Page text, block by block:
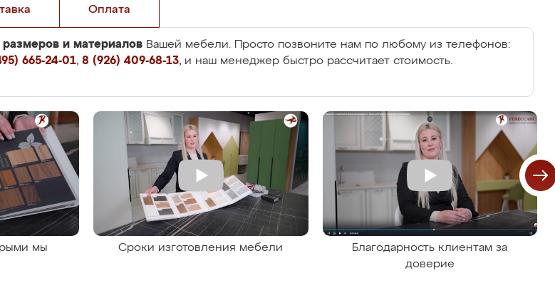
Оплата
размеров и материалов Вашей мебели. Просто позвоните нам по любому из телефонов:
665-24-01, 8 (926) 409-68-13, и наш менеджер быстро рассчитает стоимость.
мы
Сроки изготовления мебели
Благодарность клиентам за
доверие